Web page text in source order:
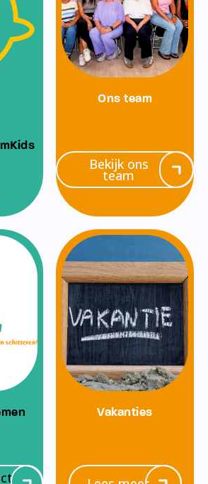
Ons team
Bekijk ons
team
Vakanties